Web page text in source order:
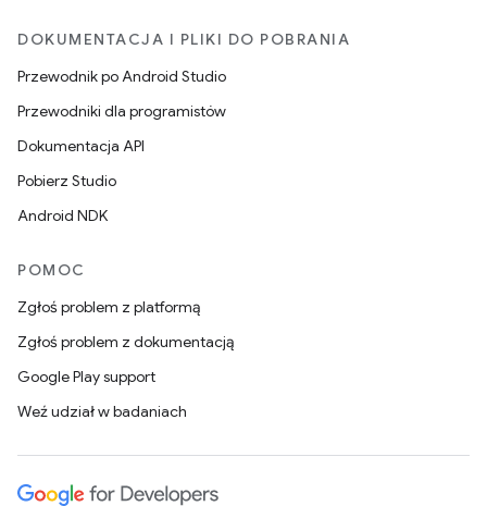
DOKUMENTACJA I PLIKI DO POBRANIA
Przewodnik po Android Studio
Przewodniki dla programistów
Dokumentacja API
Pobierz Studio
Android NDK
POMOC
Zgłoś problem z platformą
Zgłoś problem z dokumentacją
Google Play support
Weź udział w badaniach